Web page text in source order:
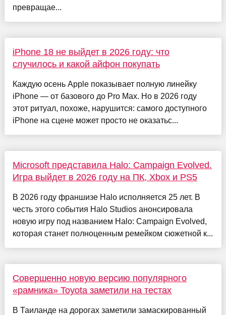
превращае...
iPhone 18 не выйдет в 2026 году: что
случилось и какой айфон покупать
Каждую осень Apple показывает полную линейку
iPhone — от базового до Pro Max. Но в 2026 году
этот ритуал, похоже, нарушится: самого доступного
iPhone на сцене может просто не оказатьс...
Microsoft представила Halo: Campaign Evolved.
Игра выйдет в 2026 году на ПК, Xbox и PS5
В 2026 году франшизе Halo исполняется 25 лет. В
честь этого события Halo Studios анонсировала
новую игру под названием Halo: Campaign Evolved,
которая станет полноценным ремейком сюжетной к...
Совершенно новую версию популярного
«рамника» Toyota заметили на тестах
В Таиланде на дорогах заметили замаскированный